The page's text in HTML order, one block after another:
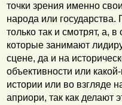
точки зрения именно
народа или
только так и смотрят, а,
которые занимают
сцене, да и на
объективности или
истории или во взгляде
априори, так как делают